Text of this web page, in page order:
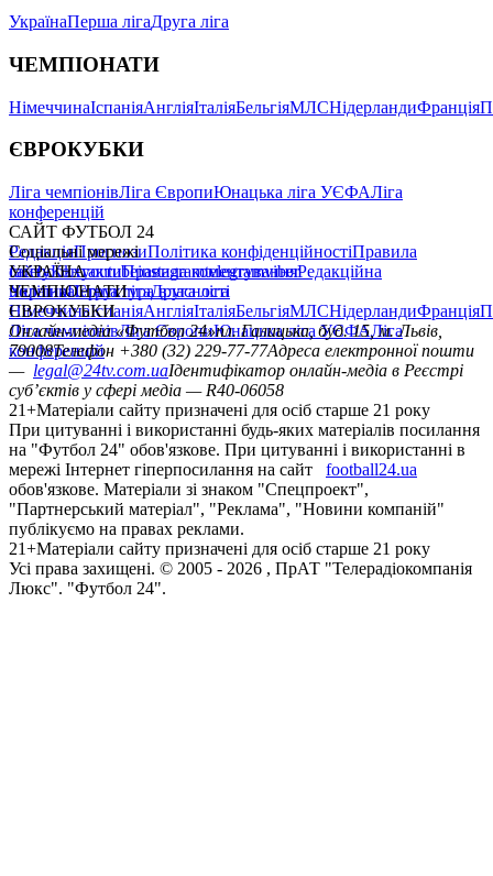
УкраїнаПерша лігаДруга ліга
ЧЕМПІОНАТИ
НімеччинаІспаніяАнгліяІталіяБельгіяМЛСНідерландиФранція
ЄВРОКУБКИ
Ліга чемпіонівЛіга ЄвропиЮнацька ліга УЄФАЛіга
конференцій
САЙТ ФУТБОЛ 24
РедакціяПрогнозиПолітика конфіденційностіПравила
сайтуКонтактиПравила коментуванняРедакційна
політикаСтруктура власності
Соціальні мережі
facebookxyoutubeinstagramtelegramviber
УКРАЇНА
УкраїнаПерша лігаДруга ліга
ЧЕМПІОНАТИ
НімеччинаІспаніяАнгліяІталіяБельгіяМЛСНідерландиФранція
ЄВРОКУБКИ
Ліга чемпіонівЛіга ЄвропиЮнацька ліга УЄФАЛіга
конференцій
Онлайн-медіа «Футбол 24»пл. Галицька, буд. 15, м. Львів,
79008Телефон +380 (32) 229-77-77Адреса електронної пошти
— legal@24tv.com.uaІдентифікатор онлайн-медіа в Реєстрі
суб’єктів у сфері медіа — R40-06058
21+Матеріали сайту призначені для осіб старше 21 року
При цитуванні і використанні будь-яких матеріалів посилання
на "Футбол 24" обов'язкове. При цитуванні і використанні в
мережі Інтернет гіперпосилання на сайт
football24.ua
обов'язкове. Матеріали зі знаком "Спецпроект",
"Партнерський матеріал", "Реклама", "Новини компаній"
публікуємо на правах реклами.
21+Матеріали сайту призначені для осіб старше 21 року
Усi права захищенi. © 2005 - 2026 , ПрАТ "Телерадіокомпанія
Люкс". "Футбол 24".